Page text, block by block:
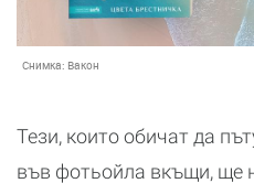
Снимка: Вакон
Тези, които обичат да
във фотьойла вкъщи, ще